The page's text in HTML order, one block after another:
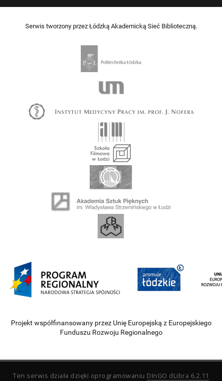
Serwis tworzony przez Łódzką Akademicką Sieć Biblioteczną.
Projekt współfinansowany przez Unię Europejską z Europejskiego
Funduszu Rozwoju Regionalnego
Ten serwis działa dzięki oprogramowaniu DInGO dLibra 6.2.11